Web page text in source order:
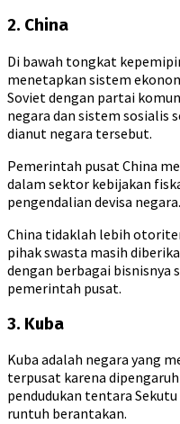
2. China
Di bawah tongkat
menetapkan sistem
Soviet dengan partai
negara dan sistem sosialis
dianut negara tersebut.
Pemerintah pusat China
dalam sektor kebijakan
pengendalian devisa negara.
China tidaklah lebih
pihak swasta masih
dengan berbagai bisnisnya
pemerintah pusat.
3. Kuba
Kuba adalah negara yang
terpusat karena
pendudukan tentara
runtuh berantakan.